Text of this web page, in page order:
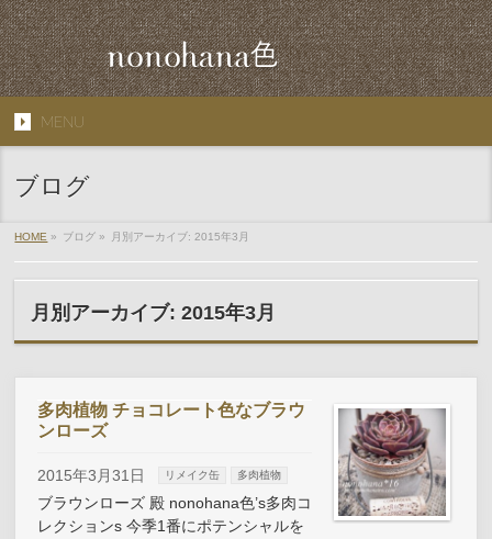
MENU
ブログ
HOME » ブログ » 月別アーカイブ: 2015年3月
月別アーカイブ: 2015年3月
多肉植物 チョコレート色なブラウ
ンローズ
2015年3月31日 リメイク缶 多肉植物
ブラウンローズ 殿 nonohana色’s多肉コ
レクションs 今季1番にポテンシャルを